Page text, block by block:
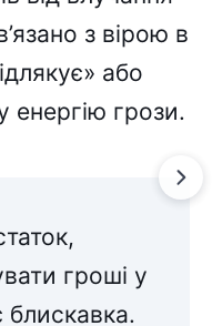
з вірою в
або
енергію грози.
гроші у